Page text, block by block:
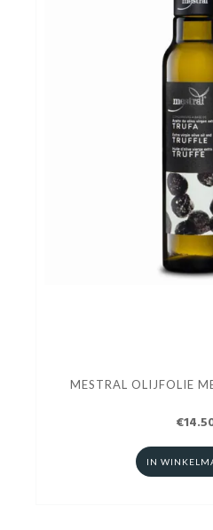
MESTRAL OLIJFOLIE
IN